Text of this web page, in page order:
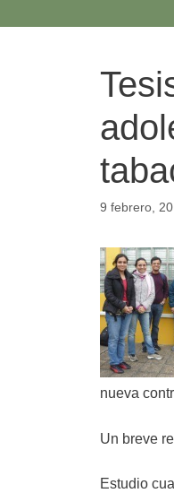
9 febrero,
nueva
Un breve
Estudio